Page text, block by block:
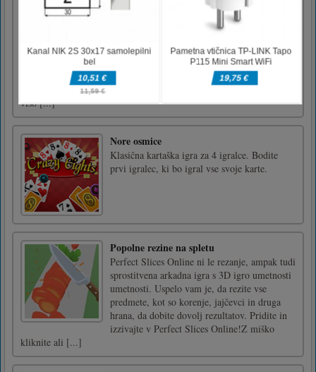
Oblikuj moje čevlje
Ste pripravljeni na stilsko modno avanturo?
Če ste vedno sanjali o tem, da bi postali pravi
oblikovalec čevljev, imate zdaj priložnost
igrati odlično modno igro, kjer lahko sami
oblikujete svoje čevlje! Ustvarite svoje lastne
čevlje s čevlji, salonarje, sandale ali škornje z
viso [...]
Nore osmice
Klasična kartaška igra za 4 igralce. Bodite
prvi igralec, ki bo igral vse svoje karte.
Popolne rezine na spletu
Perfect Slices Online ni le rezanje, ampak tudi
sprostitvena arkadna igra s 3D igro umetnosti
umetnosti. Uspelo vam je, da rezite vse
predmete, kot so korenje, jajčevci in druga
hrana, da dobite dovolj rezultatov. Pridite in
izzivajte v Perfect Slices Online!Z miško
kliknite ali [...]